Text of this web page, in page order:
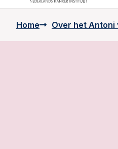
Home Over het Antoni